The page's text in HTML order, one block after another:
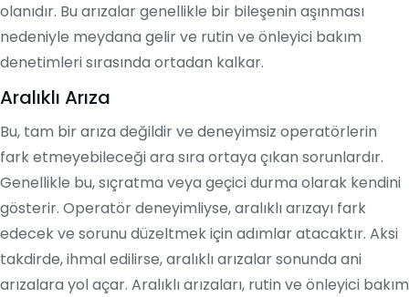
olanıdır. Bu arızalar genellikle bir bileşenin aşınması
nedeniyle meydana gelir ve rutin ve önleyici bakım
denetimleri sırasında ortadan kalkar.
Aralıklı Arıza
Bu, tam bir arıza değildir ve deneyimsiz operatörlerin
fark etmeyebileceği ara sıra ortaya çıkan sorunlardır.
Genellikle bu, sıçratma veya geçici durma olarak kendini
gösterir. Operatör deneyimliyse, aralıklı arızayı fark
edecek ve sorunu düzeltmek için adımlar atacaktır. Aksi
takdirde, ihmal edilirse, aralıklı arızalar sonunda ani
arızalara yol açar. Aralıklı arızaları, rutin ve önleyici bakım